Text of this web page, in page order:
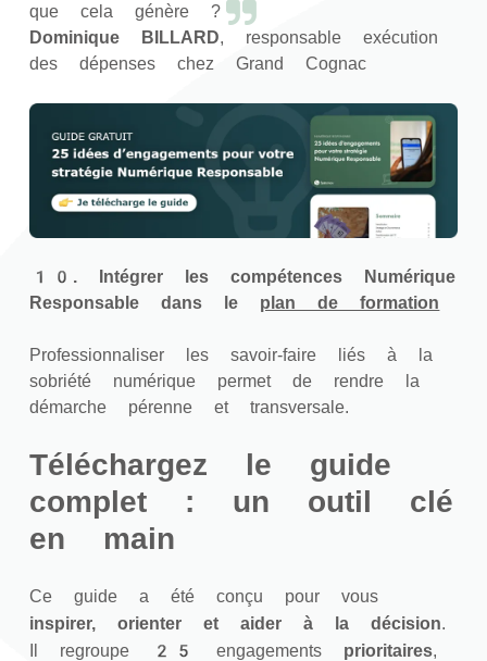
que cela génère ?
Dominique BILLARD, responsable exécution
des dépenses chez Grand Cognac
10. Intégrer les compétences Numérique
Responsable dans le plan de formation
Professionnaliser les savoir-faire liés à la
sobriété numérique permet de rendre la
démarche pérenne et transversale.
Téléchargez le guide
complet : un outil clé
en main
Ce guide a été conçu pour vous
inspirer, orienter et aider à la décision.
Il regroupe 25 engagements prioritaires,